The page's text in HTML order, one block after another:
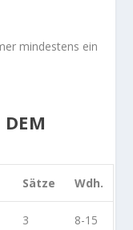
mindestens ein
Sätze Wdh.
3
8-15